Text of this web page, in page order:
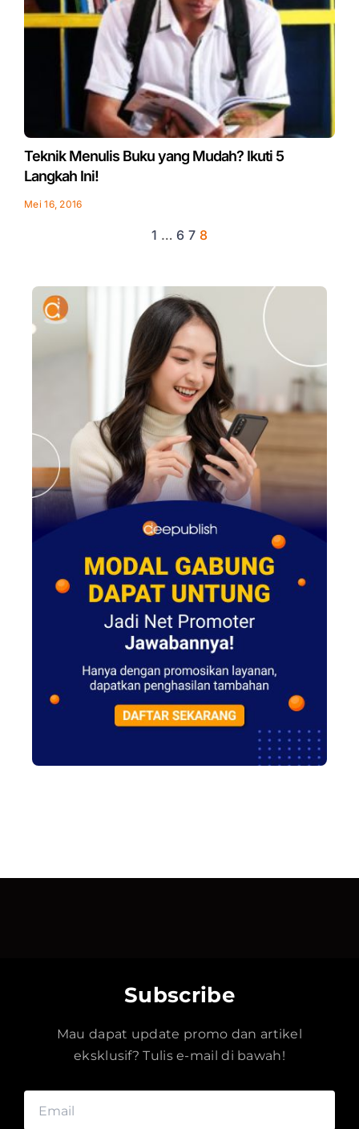
Teknik Menulis Buku yang Mudah? Ikuti 5
Langkah Ini!
Mei 16, 2016
1 … 6 7 8
Subscribe
Mau dapat update promo dan artikel
eksklusif? Tulis e-mail di bawah!